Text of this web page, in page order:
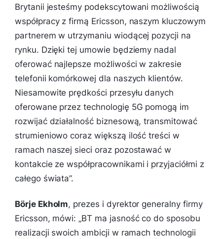
Brytanii jesteśmy podekscytowani możliwością
współpracy z firmą Ericsson, naszym kluczowym
partnerem w utrzymaniu wiodącej pozycji na
rynku. Dzięki tej umowie będziemy nadal
oferować najlepsze możliwości w zakresie
telefonii komórkowej dla naszych klientów.
Niesamowite prędkości przesyłu danych
oferowane przez technologię 5G pomogą im
rozwijać działalność biznesową, transmitować
strumieniowo coraz większą ilość treści w
ramach naszej sieci oraz pozostawać w
kontakcie ze współpracownikami i przyjaciółmi z
całego świata”.
Börje Ekholm, prezes i dyrektor generalny firmy
Ericsson, mówi: „BT ma jasność co do sposobu
realizacji swoich ambicji w ramach technologii